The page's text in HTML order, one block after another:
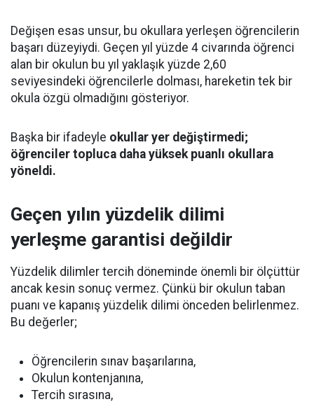
Değişen esas unsur, bu okullara yerleşen öğrencilerin
başarı düzeyiydi. Geçen yıl yüzde 4 civarında öğrenci
alan bir okulun bu yıl yaklaşık yüzde 2,60
seviyesindeki öğrencilerle dolması, hareketin tek bir
okula özgü olmadığını gösteriyor.
Başka bir ifadeyle okullar yer değiştirmedi;
öğrenciler topluca daha yüksek puanlı okullara
yöneldi.
Geçen yılın yüzdelik dilimi
yerleşme garantisi değildir
Yüzdelik dilimler tercih döneminde önemli bir ölçüttür
ancak kesin sonuç vermez. Çünkü bir okulun taban
puanı ve kapanış yüzdelik dilimi önceden belirlenmez.
Bu değerler;
Öğrencilerin sınav başarılarına,
Okulun kontenjanına,
Tercih sırasına,